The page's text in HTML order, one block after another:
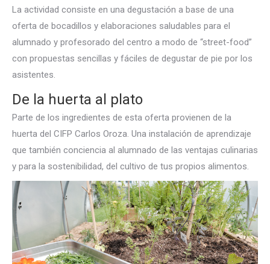
La actividad consiste en una degustación a base de una
oferta de bocadillos y elaboraciones saludables para el
alumnado y profesorado del centro a modo de “street-food”
con propuestas sencillas y fáciles de degustar de pie por los
asistentes.
De la huerta al plato
Parte de los ingredientes de esta oferta provienen de la
huerta del CIFP Carlos Oroza. Una instalación de aprendizaje
que también conciencia al alumnado de las ventajas culinarias
y para la sostenibilidad, del cultivo de tus propios alimentos.